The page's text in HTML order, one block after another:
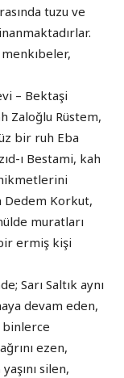
tuzu ve
– Bektaşi
Zaloğlu Rüstem,
bir ruh Eba
ı Bestami, kah
Dedem Korkut,
muratları
ermiş kişi
Sarı Saltık aynı
devam eden,
binlerce
ezen,
silen,